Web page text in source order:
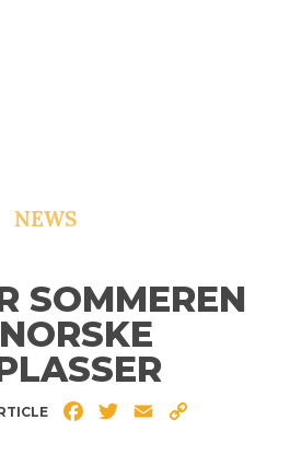
NEWS
SOMMEREN
FacebookTwitterEmail